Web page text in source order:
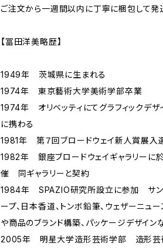
ご注文から一週間以内に丁寧に梱包して発
【冨田洋美略歴】
1949年 茨城県に生まれる
1974年 東京藝術大学美術学部卒業
1974年 オリベッティにてグラフィックデザ
に携わる
1981年 第７回ブロードウェイ新人賞展入
1982年 銀座ブロードウェイギャラリーに
催 同ギャラリーと契約
1984年 SPAZIO研究所設立に参加 サン
ープ、日本香道、トンボ鉛筆、ウェザーニュ
や商品のブランド構築、パッケージデザイン
2005年 明星大学造形芸術学部 造形芸